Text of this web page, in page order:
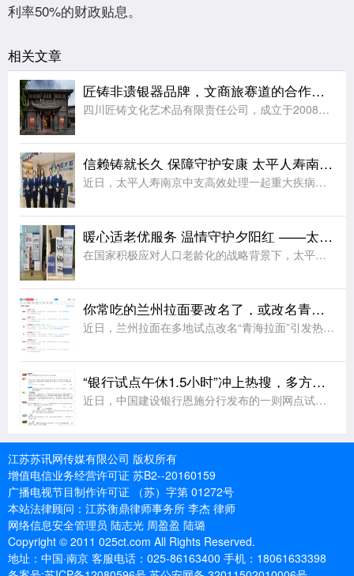
利率50%的财政贴息。
相关文章
匠铸非遗银器品牌，文商旅赛道的合作之选
四川匠铸文化艺术品有限责任公司，成立于2008年，注册资本及实缴资本均为5000万元人民币，是一家集原创设计、生产制造、连锁零售于一体的银文化企业。公司总部位于四川成都，在职员工千余人，是全国工商联金
信赖铸就长久 保障守护安康 太平人寿南京中支高效赔付110万元赢得客户赞誉
近日，太平人寿南京中支高效处理一起重大疾病理赔案件，向客户达先生支付保险金共计110万元。本次理赔以专业、细节、温暖的服务切实履行了保险承诺，生动诠释了公司“以客户为中心”的服务理念。达先生自2014
暖心适老优服务 温情守护夕阳红 ——太平人寿江苏分公司2026年适老化服务工作纪实
在国家积极应对人口老龄化的战略背景下，太平人寿江苏分公司始终秉持“金融为民”的服务理念，聚焦老年客户群体的实际需求，持续优化服务流程、升级服务设施、提升服务温度，切实将适老化工作落到实处，用实际行动诠
你常吃的兰州拉面要改名了，或改名青海拉面
近日，兰州拉面在多地试点改名“青海拉面”引发热议。据悉，改名背后藏着一场近40年的品牌错位。兰州本地并无 “兰州拉面” 叫法，正宗本土面食称作兰州牛肉面。上世纪80年代，青海化隆、尖扎群众外出谋生，借
“银行试点午休1.5小时”冲上热搜，多方发声
近日，中国建设银行恩施分行发布的一则网点试行午休的公告引发网友热议，公告显示，自2026年8月3日起，辖内所有网点试行工作日午休，上午9:00-12:30、下午14:00-17:00对外营业，12:3
江苏苏讯网传媒有限公司 版权所有
增值电信业务经营许可证 苏B2--20160159
广播电视节目制作许可证 （苏）字第 01272号
本站法律顾问：江苏衡鼎律师事务所 李杰 律师
网络信息安全管理员 陆志光 周盈盈 陆璐
Copyright © 2011 025ct.com All Rights Reserved.
地址：中国·南京 客服电话：025-86163400 手机：18061633398